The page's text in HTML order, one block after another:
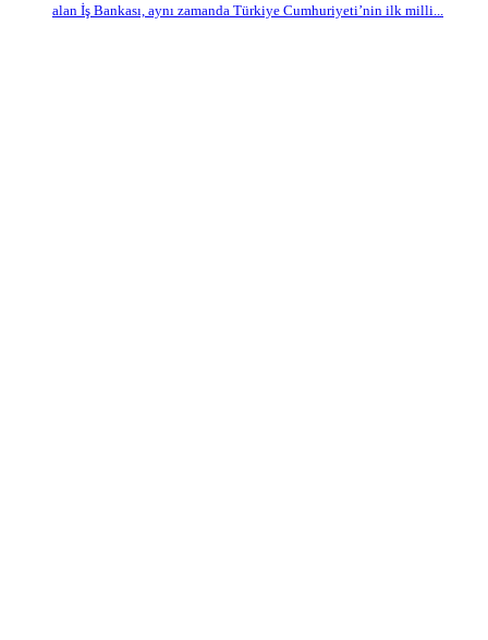
alan İş Bankası, aynı zamanda Türkiye Cumhuriyeti’nin ilk milli...